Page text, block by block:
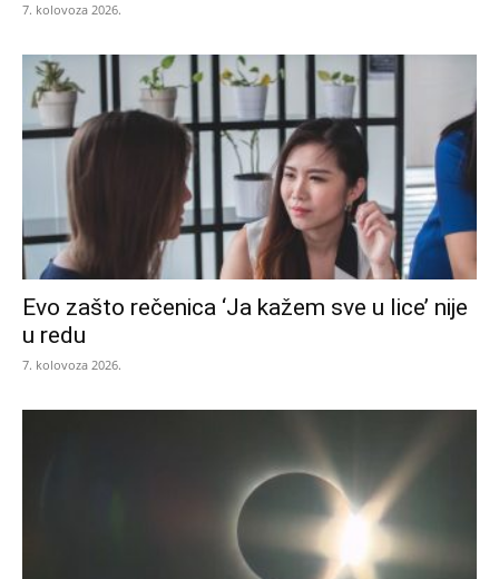
7. kolovoza 2026.
Evo zašto rečenica ‘Ja kažem sve u lice’ nije
u redu
7. kolovoza 2026.